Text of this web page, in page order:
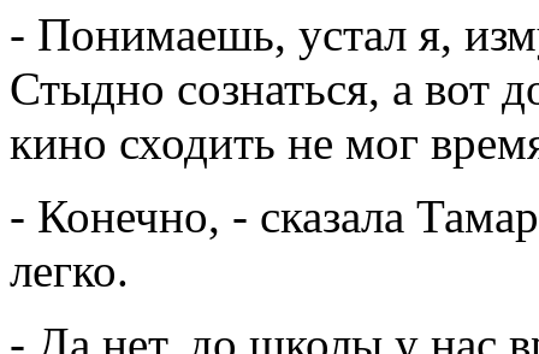
- Понимаешь, устал я,
Стыдно сознаться, а вот
кино сходить не мог
- Конечно, - сказала
легко.
- Да нет, до школы у нас